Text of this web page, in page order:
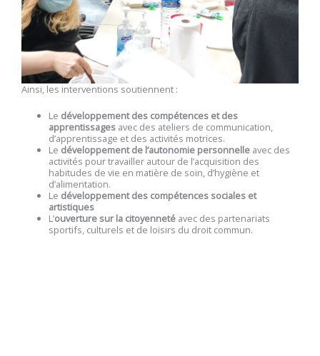
Ainsi, les interventions soutiennent :
Le développement des compétences et des
apprentissages avec des ateliers de communication,
d’apprentissage et des activités motrices.
Le développement de l’autonomie personnelle avec des
activités pour travailler autour de l’acquisition des
habitudes de vie en matière de soin, d’hygiène et
d’alimentation.
Le développement des compétences sociales et
artistiques
L’ouverture sur la citoyenneté avec des partenariats
sportifs, culturels et de loisirs du droit commun.